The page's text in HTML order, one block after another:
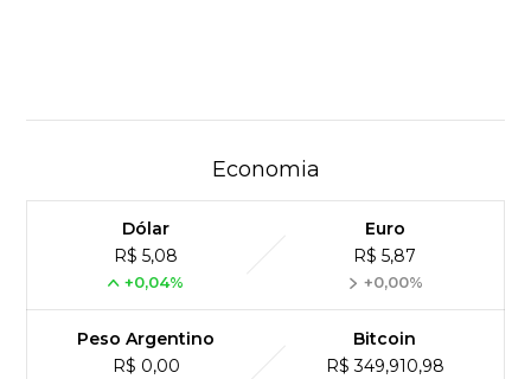
Economia
Dólar
R$ 5,08
+0,04%
Euro
R$ 5,87
+0,00%
Peso Argentino
R$ 0,00
Bitcoin
R$ 349,910,98